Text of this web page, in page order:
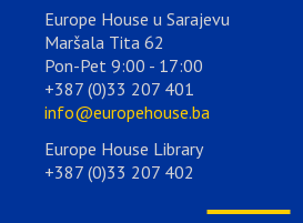
Europe House u Sarajevu
Maršala Tita 62
Pon-Pet 9:00 - 17:00
+387 (0)33 207 401
info@europehouse.ba
Europe House Library
+387 (0)33 207 402